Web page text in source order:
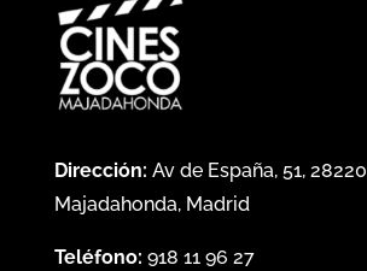
Dirección: Av de España, 51, 28220
Majadahonda, Madrid
Teléfono: 918 11 96 27